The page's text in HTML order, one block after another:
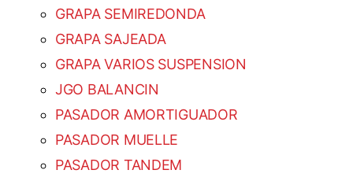
GRAPA SEMIREDONDA
GRAPA SAJEADA
GRAPA VARIOS SUSPENSION
JGO BALANCIN
PASADOR AMORTIGUADOR
PASADOR MUELLE
PASADOR TANDEM